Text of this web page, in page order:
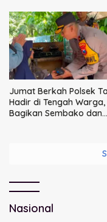
Jumat Berkah Polsek
Hadir di Tengah Warga,
Bagikan Sembako dan
Nasional